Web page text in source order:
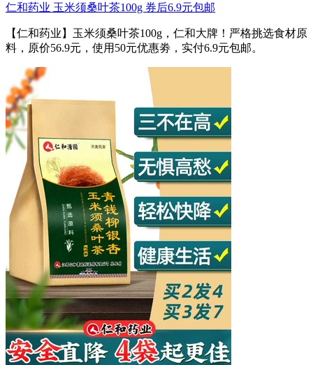
仁和药业 玉米须桑叶茶100g 券后6.9元包邮
【仁和药业】玉米须桑叶茶100g，仁和大牌！严格挑选食材原
料，原价56.9元，使用50元优惠劵，实付6.9元包邮。